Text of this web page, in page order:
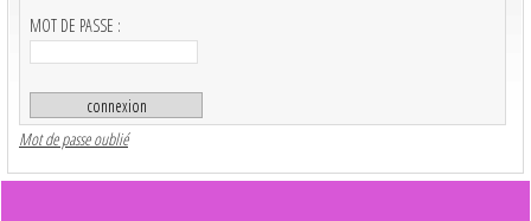
MOT DE PASSE :
Mot de passe oublié